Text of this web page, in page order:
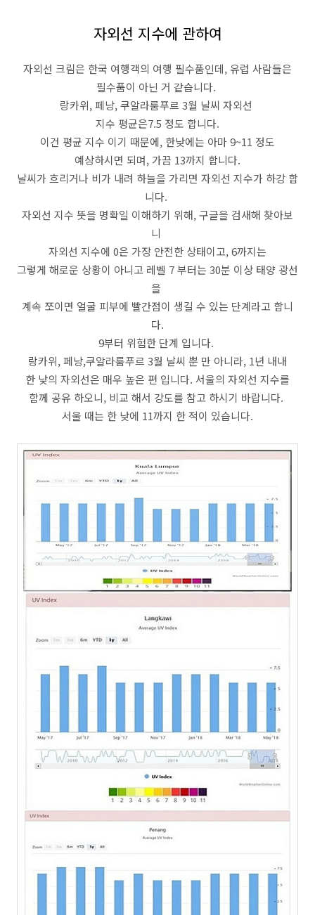
자외선 지수에 관하여
자외선 크림은 한국 여행객의 여행 필수품인데, 유럽 사람들은
필수품이 아닌 거 같습니다.
랑카위, 페낭, 쿠알라룸푸르 3월 날씨 자외선
지수 평균은7.5 정도 합니다.
이건 평균 지수 이기 때문에, 한낮에는 아마 9~11 정도
예상하시면 되며, 가끔 13까지 합니다.
날씨가 흐리거나 비가 내려 하늘을 가리면 자외선 지수가 하강 합
니다.
자외선 지수 뜻을 명확일 이해하기 위해, 구글을 검새해 찾아보
니
자외선 지수에 0은 가장 안전한 상태이고, 6까지는
그렇게 해로운 상황이 아니고 레벨 7 부터는 30분 이상 태양 광선
을
계속 쪼이면 얼굴 피부에 빨간점이 생길 수 있는 단계라고 합니
다.
9부터 위험한 단계 입니다.
랑카위, 페낭,쿠알라룸푸르 3월 날씨 뿐 만 아니라, 1년 내내
한 낮의 자외선은 매우 높은 편 입니다. 서울의 자외선 지수를
함께 공유 하오니, 비교 해서 강도를 참고 하시기 바랍니다.
서울 때는 한 낮에 11까지 한 적이 있습니다.